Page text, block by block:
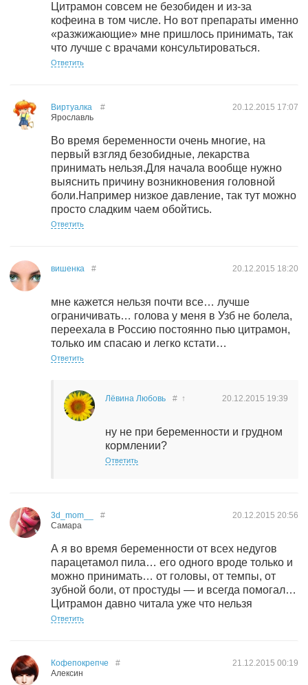
Цитрамон совсем не безобиден и из-за
кофеина в том числе. Но вот препараты именно
«разжижающие» мне пришлось принимать, так
что лучше с врачами консультироваться.
Ответить
Виртуалка
Ярославль
20.12.2015 17:07
#
Во время беременности очень многие, на
первый взгляд безобидные, лекарства
принимать нельзя.Для начала вообще нужно
выяснить причину возникновения головной
боли.Например низкое давление, так тут можно
просто сладким чаем обойтись.
Ответить
вишенка 20.12.2015 18:20
#
мне кажется нельзя почти все… лучше
ограничивать… голова у меня в Узб не болела,
переехала в Россию постоянно пью цитрамон,
только им спасаю и легко кстати…
Ответить
Лёвина Любовь 20.12.2015 19:39
# ↑
ну не при беременности и грудном
кормлении?
Ответить
3d_mom__
Самара
20.12.2015 20:56
#
А я во время беременности от всех недугов
парацетамол пила… его одного вроде только и
можно принимать… от головы, от темпы, от
зубной боли, от простуды — и всегда помогал…
Цитрамон давно читала уже что нельзя
Ответить
Кофепокрепче
Алексин
21.12.2015 00:19
#